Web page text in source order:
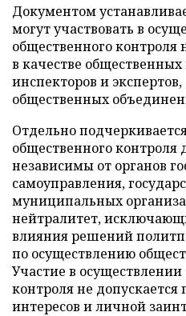
Документом
могут участвовать в
общественного контроля
в качестве общественных
инспекторов и экспертов,
общественных
Отдельно
общественного
независимы от органов
самоуправления,
муниципальных
нейтралитет,
влияния решений
по осуществлению
Участие в
контроля не
интересов и личной